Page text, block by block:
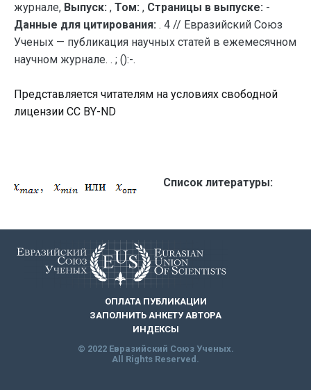
журнале, Выпуск: , Том: , Страницы в выпуске: -
Данные для цитирования: . 4 // Евразийский Союз
Ученых — публикация научных статей в ежемесячном
научном журнале. . ; ():-.
Представляется читателям на условиях свободной
лицензии CC BY-ND
Список литературы:
ОПЛАТА ПУБЛИКАЦИИ
ЗАПОЛНИТЬ АНКЕТУ АВТОРА
ИНДЕКСЫ
© 2022 Евразийский Союз Ученых.
All Rights Reserved.